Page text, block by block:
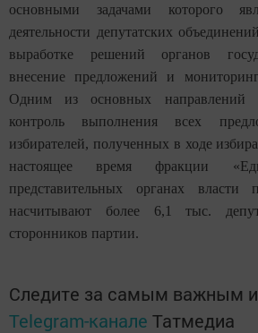
основными задачами которого
деятельности депутатских
выработке решений органов
внесение предложений и
Одним из основных направлений
контроль выполнения всех
избирателей, полученных в ходе
настоящее время фракции
представительных органах власти
насчитывают более 6,1 тыс.
сторонников партии.
Следите за самым важным
Telegram-канале Татмедиа